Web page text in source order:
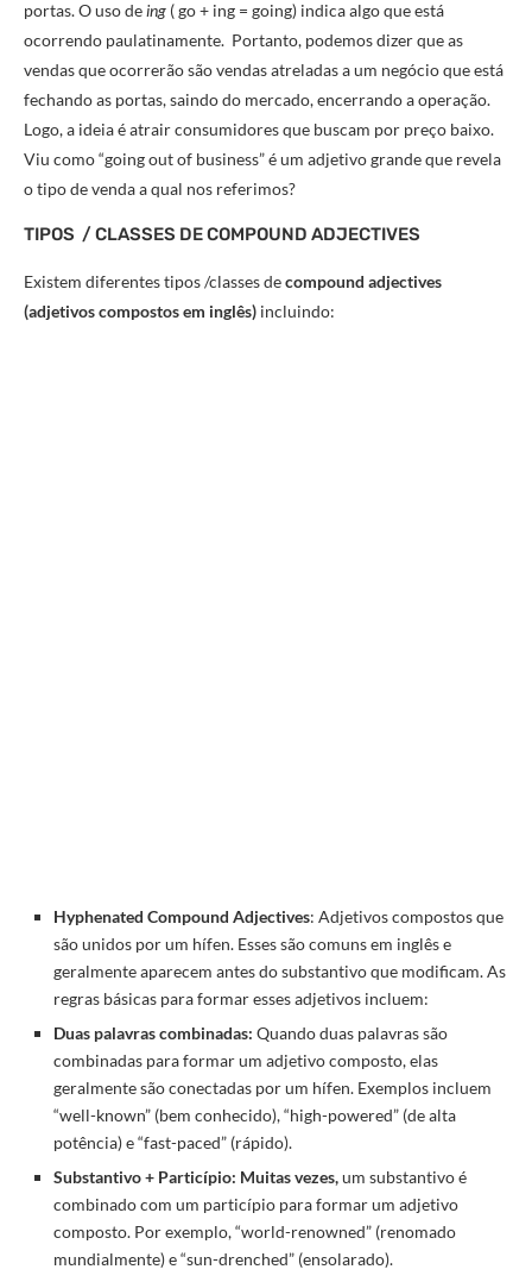
portas. O uso deing ( go + ing = going) indica algo que está
ocorrendo paulatinamente. Portanto, podemos dizer que as
vendas que ocorrerão são vendas atreladas a um negócio que está
fechando as portas, saindo do mercado, encerrando a operação.
Logo, a ideia é atrair consumidores que buscam por preço baixo.
Viu como “going out of business” é um adjetivo grande que revela
o tipo de venda a qual nos referimos?
TIPOS / CLASSES DE COMPOUND ADJECTIVES
Existem diferentes tipos /classes decompound adjectives
(adjetivos compostos em inglês) incluindo:
Hyphenated Compound Adjectives: Adjetivos compostos que
são unidos por um hífen. Esses são comuns em inglês e
geralmente aparecem antes do substantivo que modificam. As
regras básicas para formar esses adjetivos incluem:
Duas palavras combinadas: Quando duas palavras são
combinadas para formar um adjetivo composto, elas
geralmente são conectadas por um hífen. Exemplos incluem
“well-known” (bem conhecido), “high-powered” (de alta
potência) e “fast-paced” (rápido).
Substantivo + Particípio: Muitas vezes,um substantivo é
combinado com um particípio para formar um adjetivo
composto. Por exemplo, “world-renowned” (renomado
mundialmente) e “sun-drenched” (ensolarado).